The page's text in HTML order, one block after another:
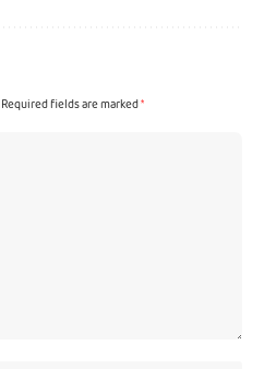
Required fields are marked*